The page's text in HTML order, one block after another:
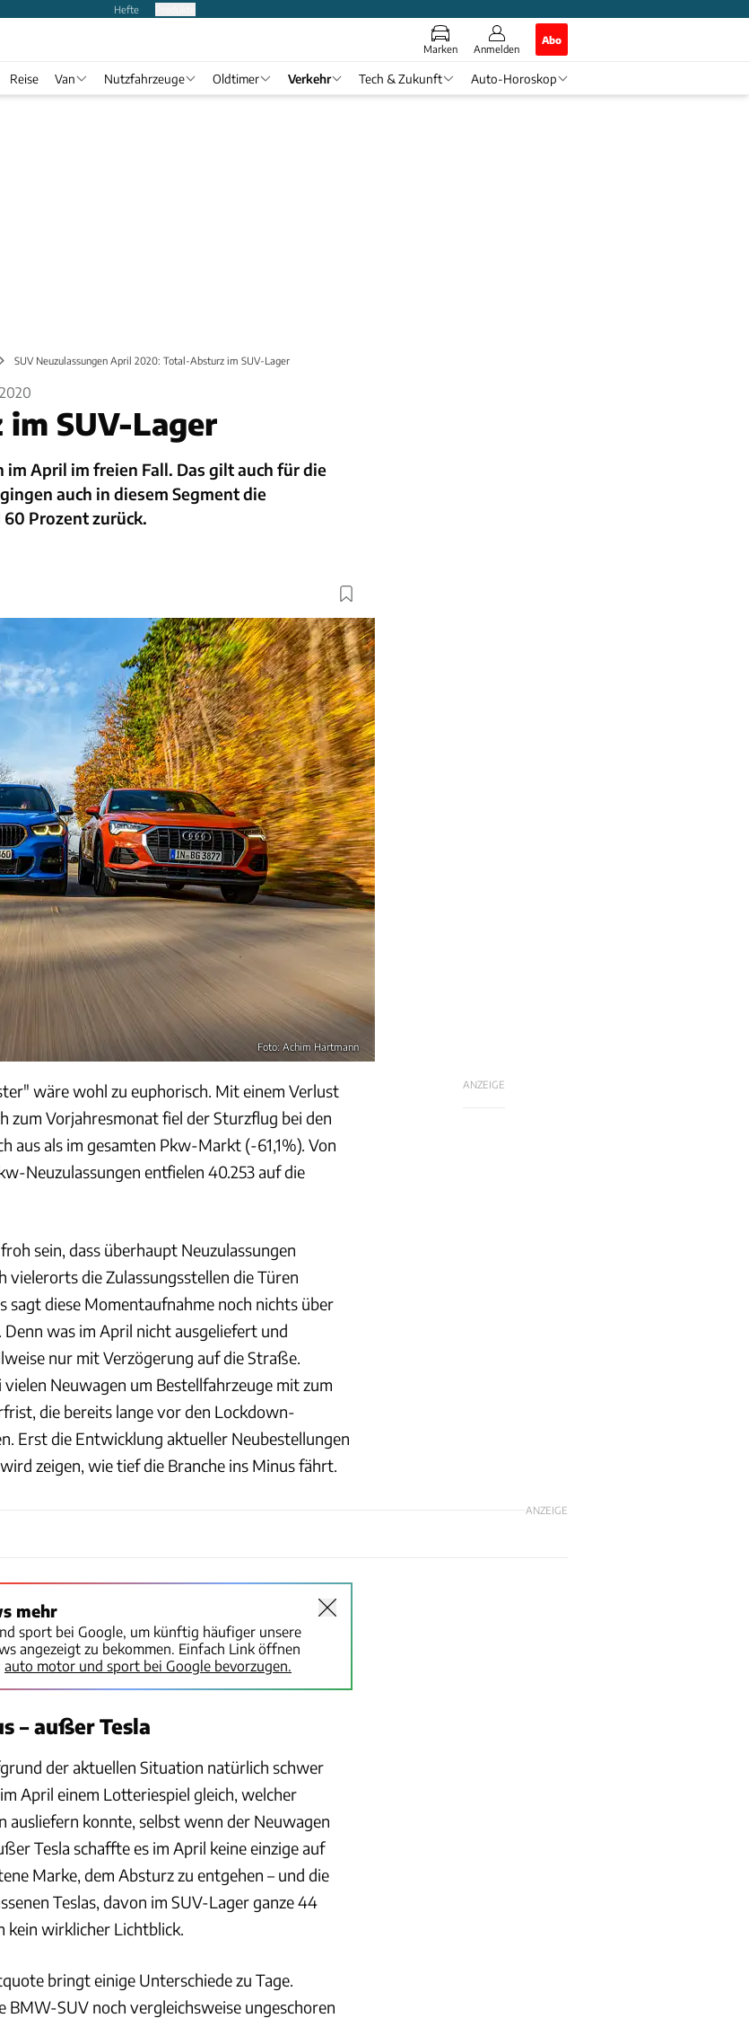
Hefte
Marken Anmelden
Abo
Reise Van Nutzfahrzeuge Oldtimer Verkehr Tech & Zukunft Auto-Horoskop
SUV Neuzulassungen April 2020: Total-Absturz im SUV-Lager
SUV-Lager
im April im freien Fall. Das gilt auch für die
auch in diesem Segment die
Prozent zurück.
Foto: Achim Hartmann
ANZEIGE
wäre wohl zu euphorisch. Mit einem Verlust
zum Vorjahresmonat fiel der Sturzflug bei den
aus als im gesamten Pkw-Markt (-61,1%). Von
Neuzulassungen entfielen 40.253 auf die
sein, dass überhaupt Neuzulassungen
vielerorts die Zulassungsstellen die Türen
sagt diese Momentaufnahme noch nichts über
was im April nicht ausgeliefert und
nur mit Verzögerung auf die Straße.
Neuwagen um Bestellfahrzeuge mit zum
die bereits lange vor den Lockdown-
Erst die Entwicklung aktueller Neubestellungen
zeigen, wie tief die Branche ins Minus fährt.
ANZEIGE
mehr
sport bei Google, um künftig häufiger unsere
angezeigt zu bekommen. Einfach Link öffnen
auto motor und sport bei Google bevorzugen.
– außer Tesla
der aktuellen Situation natürlich schwer
April einem Lotteriespiel gleich, welcher
ausliefern konnte, selbst wenn der Neuwagen
Tesla schaffte es im April keine einzige auf
Marke, dem Absturz zu entgehen – und die
Teslas, davon im SUV-Lager ganze 44
kein wirklicher Lichtblick.
bringt einige Unterschiede zu Tage.
BMW-SUV noch vergleichsweise ungeschoren